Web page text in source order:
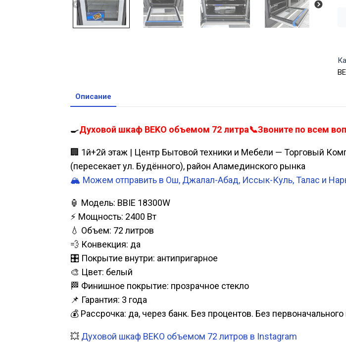
Описание
🍳Духовой шкаф BEKO объемом 72 литра📞Звоните по всем
🏢 1й+2й этаж | Центр Бытовой техники и Мебели — Торговый
(пересекает ул. Будённого), район Аламединского рынка
🏔️ Можем отправить в Ош, Джалал-Абад, Иссык-Куль, Талас и
🏮 Модель: BBIE 18300W
⚡ Мощность: 2400 Вт
💧 Объем: 72 литров
💨 Конвекция: да
🎛️ Покрытие внутри: антипригарное
🎨 Цвет: белый
🏁 Финишное покрытие: прозрачное стекло
📌 Гарантия: 3 года
💰 Рассрочка: да, через банк. Без процентов. Без
💥 Духовой шкаф BEKO объемом 72 литров в Instagram